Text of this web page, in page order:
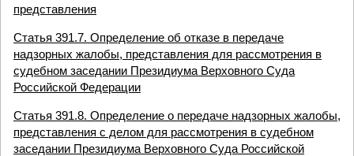
представления
Статья 391.7. Определение об отказе в передаче
надзорных жалобы, представления для рассмотрения в
судебном заседании Президиума Верховного Суда
Российской Федерации
Статья 391.8. Определение о передаче надзорных жалобы,
представления с делом для рассмотрения в судебном
заседании Президиума Верховного Суда Российской